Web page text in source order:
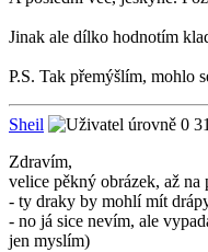
Jinak ale dílko hodnotím
P.S. Tak přemýšlím, mohlo
Sheil
Zdravím,
velice pěkný obrázek, až na
- ty draky by mohlí mít
- no já sice nevím, ale
jen myslím)